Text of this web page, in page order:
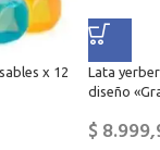
x 12
Lata
diseño
$